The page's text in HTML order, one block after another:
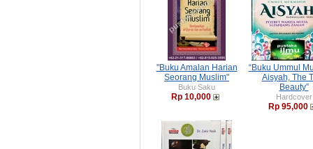
"Buku Amalan Harian
Seorang Muslim"
Buku Saku
Rp 10,000
“Buku Ummul
Aisyah, The
Beauty”
Hardcover
Rp 95,000